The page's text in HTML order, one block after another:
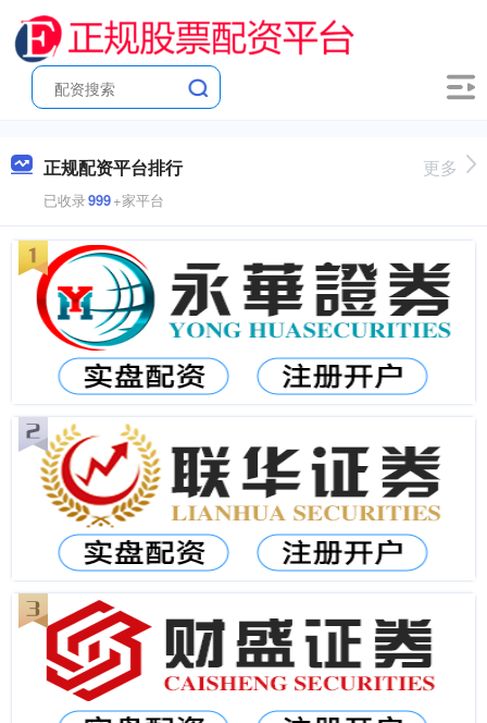
正规配资平台排行
已收录999+家平台
更多